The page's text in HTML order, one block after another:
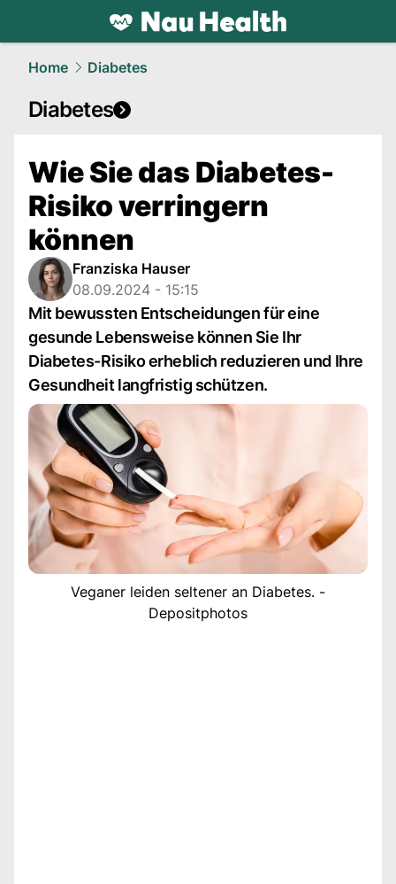
health.NAU.ch
Home Diabetes
Diabetes
Wie Sie das Diabetes-
Risiko verringern
können
Franziska Hauser
08.09.2024 - 15:15
Mit bewussten Entscheidungen für eine
gesunde Lebensweise können Sie Ihr
Diabetes-Risiko erheblich reduzieren und Ihre
Gesundheit langfristig schützen.
Veganer leiden seltener an Diabetes. -
Depositphotos